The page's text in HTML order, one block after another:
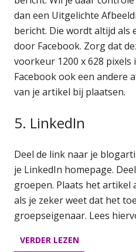
dan een Uitgelichte
bericht. Die wordt altijd als
door Facebook. Zorg dat
voorkeur 1200 x 628 pixels
Facebook ook een andere
van je artikel bij plaatsen.
5. LinkedIn
Deel de link naar je
je LinkedIn homepage.
groepen. Plaats het artikel
als je zeker weet dat het
groepseigenaar. Lees
VERDER LEZEN